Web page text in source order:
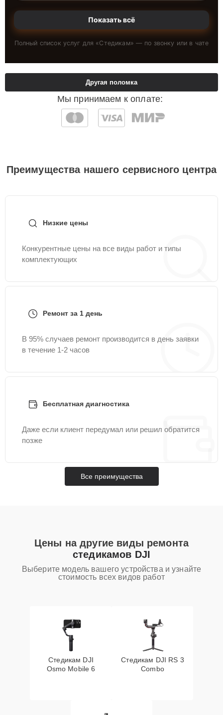
Показать всё
Полный список услуг для «Стедикам» — по звонку или в чате
Мы принимаем к оплате:
Другая поломка
Преимущества нашего сервисного центра
Низкие цены
Конкурентные цены на все виды работ и типы
комплектующих
Ремонт за 1 день
В 95% случаев ремонт производится в день заявки
в течение 1-2 часов
Бесплатная диагностика
Даже если клиент передумал или решил обратится
позже
Все преимущества
Цены на другие виды ремонта
стедикамов DJI
Выберите модель вашего устройства и узнайте
стоимость всех видов работ
Стедикам DJI
Osmo Mobile 6
Стедикам DJI RS 3
Combo